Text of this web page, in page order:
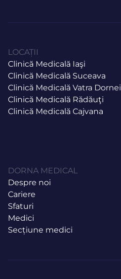
LOCAȚII
Clinică Medicală Iaşi
Clinică Medicală Suceava
Clinică Medicală Vatra Dornei
Clinică Medicală Rădăuţi
Clinică Medicală Cajvana
DORNA MEDICAL
Despre noi
Cariere
Sfaturi
Medici
Secțiune medici